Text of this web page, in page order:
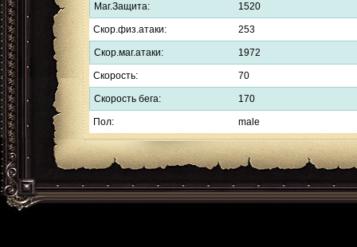
Маг.Защита: 1520
Скор.физ.атаки: 253
Скор.маг.атаки: 1972
Скорость: 70
Скорость бега: 170
Пол: male